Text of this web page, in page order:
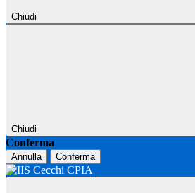
Chiudi
Chiudi
Conferma
Annulla Conferma